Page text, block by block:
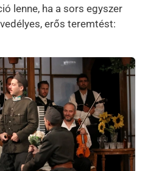
lenne, ha a sors egyszer
erős teremtést: